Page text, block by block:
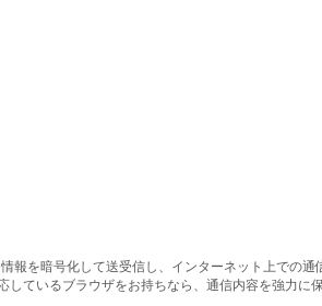
報を暗号化して送受信し、インターネット上での
ているブラウザをお持ちなら、通信内容を強力